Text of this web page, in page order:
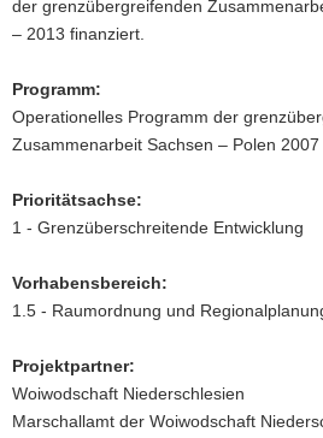
a
g
der grenzübergreifenden
– 2013 finanziert.
Programm:
Operationelles Programm der
Zusammenarbeit Sachsen – Polen 2007
Prioritätsachse:
1 - Grenzüberschreitende Entwicklung
Vorhabensbereich:
1.5 - Raumordnung und
Projektpartner:
Woiwodschaft Niederschlesien
Marschallamt der Woiwodschaft